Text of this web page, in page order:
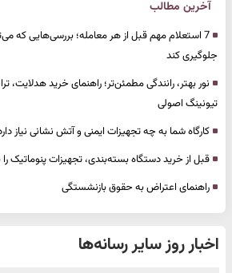
آخرین مطالب
7 استعلام مهم قبل از هر معامله؛ بررسی‌هایی که
جلوگیری کند
نور بهتر، رانندگی مطمئن‌تر؛ راهنمای خرید هدلایت،
تیونینگ اصولی
کارگاه شما به چه تجهیزات ایمنی و آتش نشانی نیاز
قبل از خرید دستگاه بسته‌بندی، تجهیزات پنوماتیک
راهنمای اعتراض به حقوق بازنشستگی